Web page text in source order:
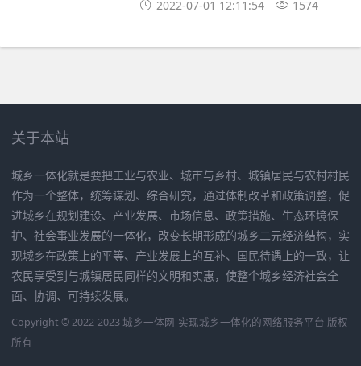
2022-07-01 12:11:54 1574
关于本站
城乡一体化就是要把工业与农业、城市与乡村、城镇居民与农村村民
作为一个整体，统筹谋划、综合研究，通过体制改革和政策调整，促
进城乡在规划建设、产业发展、市场信息、政策措施、生态环境保
护、社会事业发展的一体化，改变长期形成的城乡二元经济结构，实
现城乡在政策上的平等、产业发展上的互补、国民待遇上的一致，让
农民享受到与城镇居民同样的文明和实惠，使整个城乡经济社会全
面、协调、可持续发展。
Copyright © 2022-2023 城乡一体网-实现城乡一体化的网络服务平台 版权
所有